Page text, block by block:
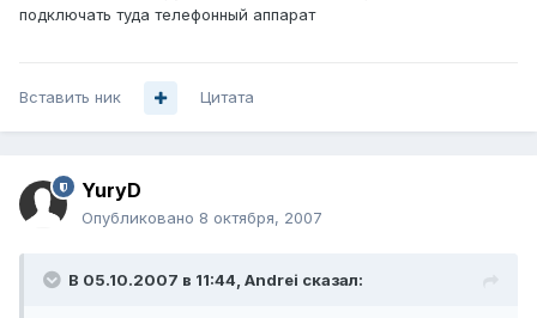
подключать туда телефонный аппарат
Вставить ник Цитата
YuryD
Опубликовано 8 октября, 2007
В 05.10.2007 в 11:44, Andrei сказал: